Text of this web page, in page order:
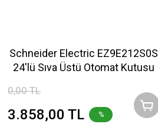
Schneider Electric EZ9E212S0S
24'lü Sıva Üstü Otomat Kutusu
0,00 TL
3.858,00 TL %